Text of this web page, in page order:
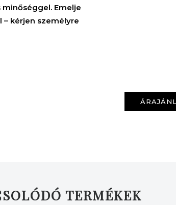
Emelje
– kérjen személyre
TERMÉKEK